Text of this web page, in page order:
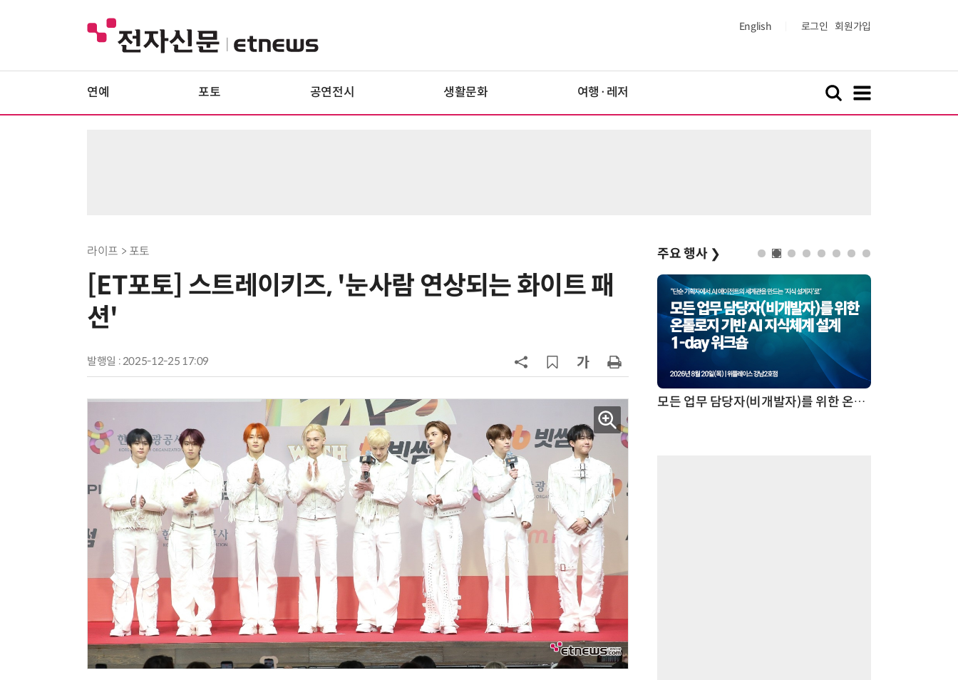
English 로그인 회원가입
연예 포토 공연전시 생활문화 여행·레저
라이프 > 포토
[ET포토] 스트레이키즈, '눈사람 연상되는 화이트 패
션'
발행일 : 2025-12-25 17:09
주요 행사 ❯
AI × Design : UX 디자이너의 5가지 생존 전략과 실전 대응 현업에서 바로 쓰는 "하네스 엔지니어링" 실습 교육 모든 업무 담당자(비개발자)를 위한 온톨로지 기반 AI 지식체계 설계 1-day 워크숍